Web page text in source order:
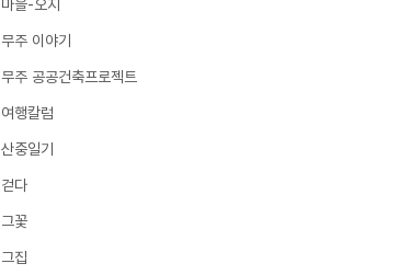
마을-오지
무주 이야기
무주 공공건축프로젝트
여행칼럼
산중일기
걷다
그꽃
그집